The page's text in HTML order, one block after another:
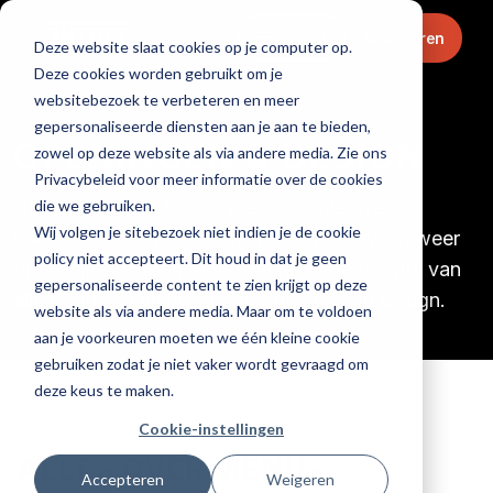
Deze website slaat cookies op je computer op.
Deze cookies worden gebruikt om je
websitebezoek te verbeteren en meer
gepersonaliseerde diensten aan je aan te bieden,
zowel op deze website als via andere media. Zie ons
Privacybeleid voor meer informatie over de cookies
die we gebruiken.
Wij volgen je sitebezoek niet indien je de cookie
policy niet accepteert. Dit houd in dat je geen
gepersonaliseerde content te zien krijgt op deze
website als via andere media. Maar om te voldoen
aan je voorkeuren moeten we één kleine cookie
gebruiken zodat je niet vaker wordt gevraagd om
deze keus te maken.
Cookie-instellingen
Accepteren Weigeren
Menu Abonneren
Home
OPENINGEN & DESIGN
Op deze pagina lees je alles over nieuwe
horecazaken en zaken die na een re-styling weer
open zijn. Verder houden we je op de hoogte van
alle trends en nieuws op het gebied van design.
ALLES OVER MENU-